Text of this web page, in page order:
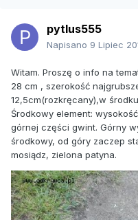
pytlus555
Napisano 9 Lipiec
Witam. Proszę o info na
28 cm , szerokość
12,5cm(rozkręcany),w
Środkowy element:
górnej części gwint. Górny
środkowy, od góry zaczep
mosiądz, zielona patyna.